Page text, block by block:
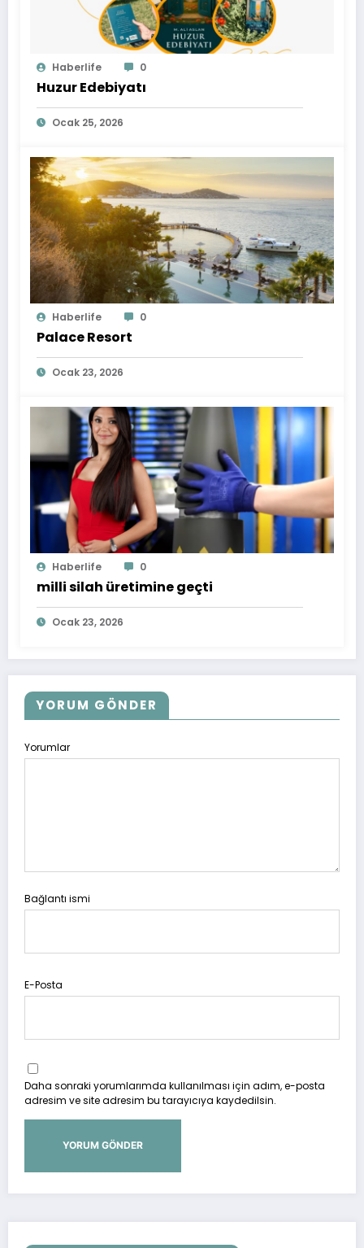
Haberlife 0
Huzur Edebiyatı
Ocak 25, 2026
Haberlife 0
Palace Resort
Ocak 23, 2026
Haberlife 0
milli silah üretimine geçti
Ocak 23, 2026
YORUM GÖNDER
Yorumlar
Bağlantı ismi
E-Posta
Daha sonraki yorumlarımda kullanılması için adım, e-posta
adresim ve site adresim bu tarayıcıya kaydedilsin.